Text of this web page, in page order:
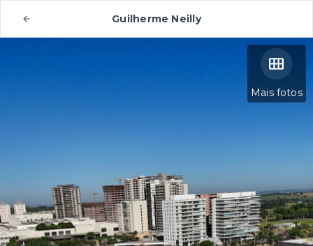
Guilherme Neilly
Mais fotos